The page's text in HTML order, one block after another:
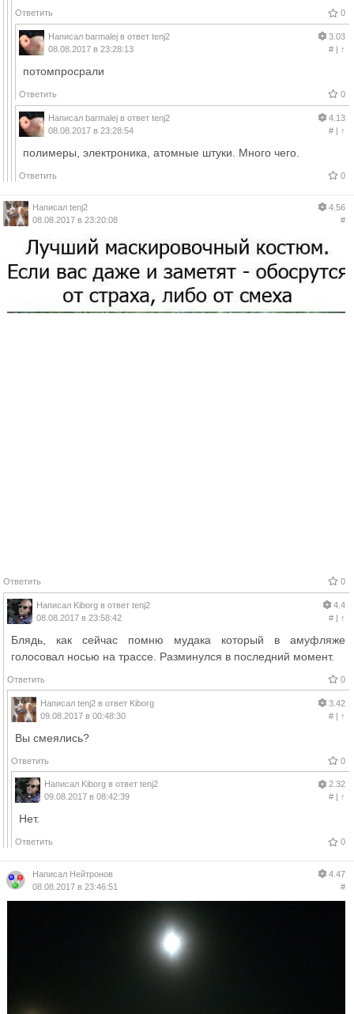
Ответить 0
Написал barmalej в ответ tenj2
08.08.2017 в 23:28:13
3.03
#| ↑
потомпросрали
Ответить 0
Написал barmalej в ответ tenj2
08.08.2017 в 23:28:54
4.13
#| ↑
полимеры, электроника, атомные штуки. Много чего.
Ответить 0
Написал tenj2
08.08.2017 в 23:20:08
4.56
#
Ответить 0
Написал Kiborg в ответ tenj2
08.08.2017 в 23:58:42
4.4
#| ↑
Блядь, как сейчас помню мудака который в амуфляже
голосовал носью на трассе. Разминулся в последний момент.
Ответить 0
Написал tenj2 в ответ Kiborg
09.08.2017 в 00:48:30
3.42
#| ↑
Вы смеялись?
Ответить 0
Написал Kiborg в ответ tenj2
09.08.2017 в 08:42:39
2.32
#| ↑
Нет.
Ответить 0
Написал Нейтронов
08.08.2017 в 23:46:51
4.47
#